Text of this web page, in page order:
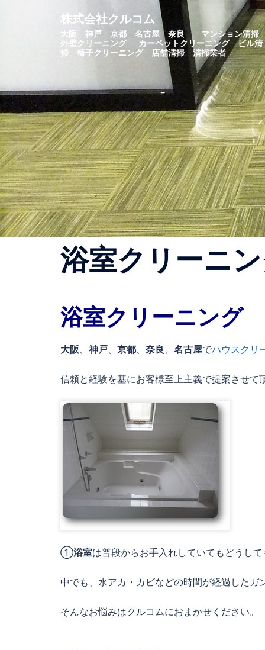
ス
キ
ッ
プ
株式会社クルコム
大阪 神戸 京都 名古屋 奈良 マンション清
外壁クリーニング カーペットクリーニング ビル清
掃 椅子クリーニング 店舗清掃 清掃業者
浴室クリーニ
浴室クリーニング
大阪 神戸 京都 奈良 名古屋でハウスクリ
信頼と経験を基にお客様至上主義で提案させて
①浴室は普段からお手入れしていてもどうし
中でも、水アカ・カビなどの時間が経過した
そんなお悩みはクルコムにおまかせください。